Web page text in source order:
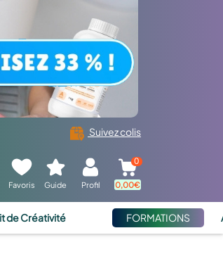
Suivez colis
Favoris Guide Profil
0
0,00€
de Créativité FORMATIONS